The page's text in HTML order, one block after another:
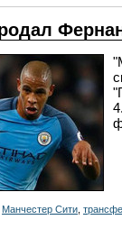
Манчестер Сити